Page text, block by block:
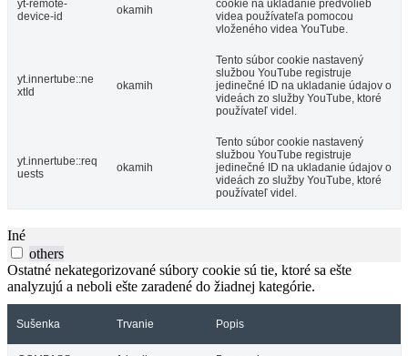
yt-remote-
device-id
okamih
cookie na ukladanie predvolieb
videa používateľa pomocou
vloženého videa YouTube.
yt.innertube::ne
xtId
okamih
Tento súbor cookie nastavený
službou YouTube registruje
jedinečné ID na ukladanie údajov o
videách zo služby YouTube, ktoré
používateľ videl.
yt.innertube::req
uests
okamih
Tento súbor cookie nastavený
službou YouTube registruje
jedinečné ID na ukladanie údajov o
videách zo služby YouTube, ktoré
používateľ videl.
Iné
others
Ostatné nekategorizované súbory cookie sú tie, ktoré sa ešte
analyzujú a neboli ešte zaradené do žiadnej kategórie.
Sušenka Trvanie Popis